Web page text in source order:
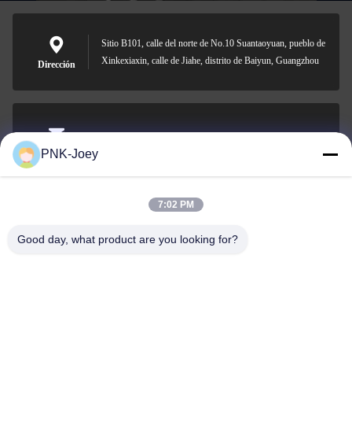
Dirección
Sitio B101, calle del norte de No.10 Suantaoyuan, pueblo de
Xinkexiaxin, calle de Jiahe, distrito de Baiyun, Guangzhou
El correo
electrónico
008613580404923
PNK-Joey
7:02 PM
Good day, what product are you looking for?